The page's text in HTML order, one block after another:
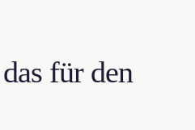
für den